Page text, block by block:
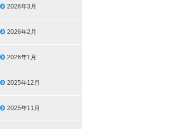
2026年3月
2026年2月
2026年1月
2025年12月
2025年11月